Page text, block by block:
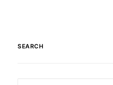
SEARCH